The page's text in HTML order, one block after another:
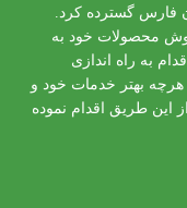
فارس گسترده کرد.
و فروش محصولات خود به
به راه اندازی
هرچه بهتر خدمات خود و
طریق اقدام نموده